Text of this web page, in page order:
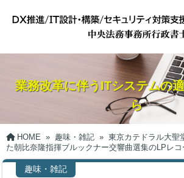
業務改革に伴うITシステムの
ら
HOME » 趣味・雑記 » 東京カテドラル大聖
た朝比奈隆指揮ブルックナー交響曲選集のLPレコ
趣味・雑記